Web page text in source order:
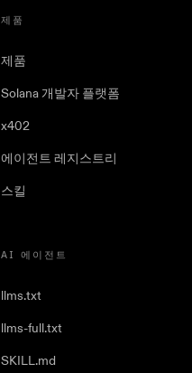
제품
제품
Solana 개발자 플랫폼
x402
에이전트 레지스트리
스킬
AI 에이전트
llms.txt
llms-full.txt
SKILL.md